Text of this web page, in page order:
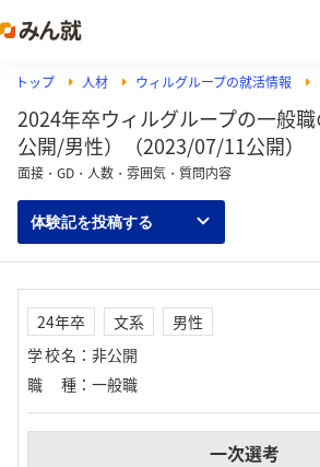
トップ 人材 ウィルグループの就活情報
2024年卒ウィルグループの一般
公開/男性）（2023/07/11公開）
面接・GD・人数・雰囲気・質問内容
体験記を投稿する
24年卒 文系
男性
学校名 ： 非公開
職種 ： 一般職
一次選考